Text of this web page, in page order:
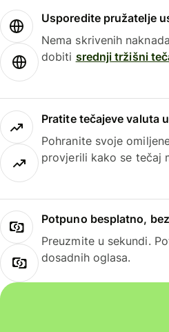
Usporedite pružatelje
Nema skrivenih
dobiti srednji tržišni
Pratite tečajeve valuta
Pohranite svoje
provjerili kako se tečaj
Potpuno besplatno,
Preuzmite u sekundi.
dosadnih oglasa.